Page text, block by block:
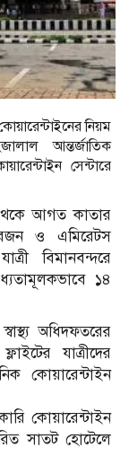
নিয়ম
আন্তর্জাতিক
সেন্টারে
থেকে আগত কাতার
ও এমিরেটস
বিমানবন্দরে
১৪
অধিদফতরের
যাত্রীদের
কোয়ারেন্টাইন
কোয়ারেন্টাইন
সাতট হোটেলে